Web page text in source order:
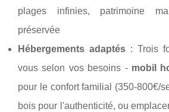
plages infinies, patrimoine
préservée
Hébergements adaptés : Trois
vous selon vos besoins - mobil
pour le confort familial (350-800€/
bois pour l'authenticité, ou